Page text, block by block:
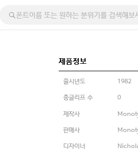
제품정보
출시년도 1982
총글리프 수 0
제작사
판매사
디자이너